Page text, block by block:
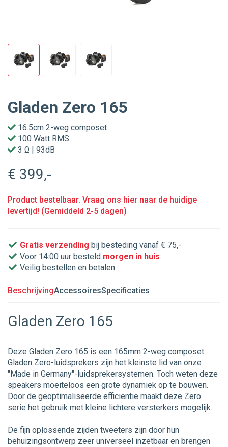
Gladen Zero 165
16.5cm 2-weg composet
100 Watt RMS
3 Ω | 93dB
€ 399,-
Product bestelbaar. Vraag ons hier naar de huidige
levertijd! (Gemiddeld 2-5 dagen)
Gratis verzending bij besteding vanaf € 75,-
Voor 14:00 uur besteld morgen in huis
Veilig bestellen en betalen
BeschrijvingAccessoiresSpecificaties
Gladen Zero 165
Deze Gladen Zero 165 is een 165mm 2-weg composet.
Gladen Zero-luidsprekers zijn het kleinste lid van onze
"Made in Germany"-luidsprekersystemen. Toch weten deze
speakers moeiteloos een grote dynamiek op te bouwen.
Door de geoptimaliseerde efficiëntie maakt deze Zero
serie het gebruik met kleine lichtere versterkers mogelijk.
De fijn oplossende zijden tweeters zijn door hun
behuizingsontwerp zeer universeel inzetbaar en brengen